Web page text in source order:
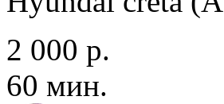
2 000 р.
60 мин.